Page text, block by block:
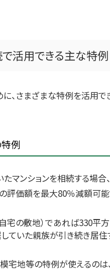
で活用できる主な特例
、さまざまな特例を活用で
例
マンションを相続する場合
評価額を最大80％減額可能
宅の敷地）であれば330平
ていた親族が引き続き居住
宅地等の特例が使えるのは